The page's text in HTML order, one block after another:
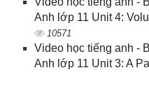
Anh lớp 11 Unit 4:
10571
Video học tiếng anh -
Anh lớp 11 Unit 3: A